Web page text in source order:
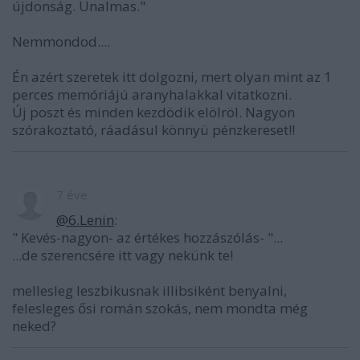
újdonság. Unalmas."
Nemmondod....
Én azért szeretek itt dolgozni, mert olyan mint az 1
perces memóriájú aranyhalakkal vitatkozni.
Új poszt és minden kezdödik elölröl. Nagyon
szórakoztató, ráadásul könnyü pénzkereset!!
@6.Lenin:
" Kevés-nagyon- az értékes hozzászólás- "...
...de szerencsére itt vagy nekünk te!
mellesleg leszbikusnak illibsiként benyalni,
felesleges ősi román szokás, nem mondta még
neked?